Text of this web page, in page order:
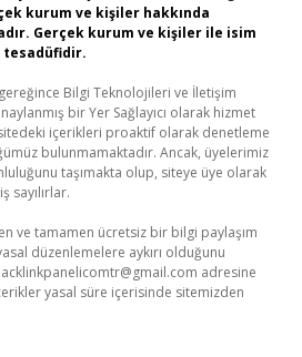
kurum ve kişiler hakkında
Gerçek kurum ve kişiler ile isim
gereğince Bilgi Teknolojileri ve İletişim
bir Yer Sağlayıcı olarak hizmet
içerikleri proaktif olarak denetleme
bulunmamaktadır. Ancak, üyelerimiz
taşımakta olup, siteye üye olarak
sayılırlar.
ve tamamen ücretsiz bir bilgi paylaşım
düzenlemelere aykırı olduğunu
adresine
yasal süre içerisinde sitemizden